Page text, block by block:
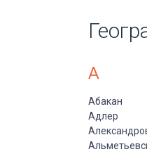
А
Абакан
Адлер